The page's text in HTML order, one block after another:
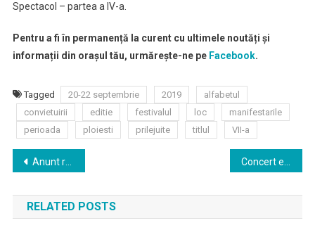
Spectacol – partea a IV-a.
Pentru a fi în permanență la curent cu ultimele noutăți și
informații din orașul tău, urmărește-ne pe Facebook.
Tagged 20-22 septembrie 2019
alfabetul
convietuirii
editie festivalul loc
manifestarile
perioada
ploiesti prilejuite titlul VII-a
Navigare
în
articole
Anunt referitor la traseul 444B
RELATED POSTS